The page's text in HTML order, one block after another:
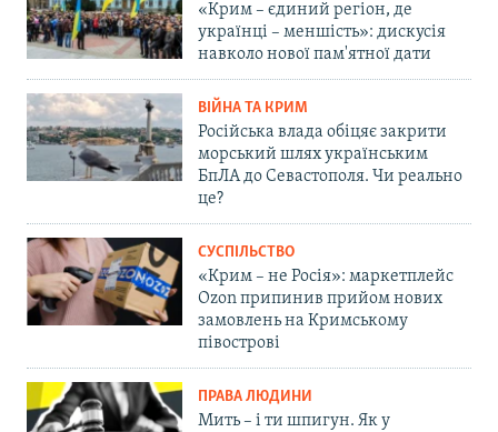
«Крим – єдиний регіон, де
українці – меншість»: дискусія
навколо нової пам'ятної дати
ВІЙНА ТА КРИМ
Російська влада обіцяє закрити
морський шлях українським
БпЛА до Севастополя. Чи реально
це?
СУСПІЛЬСТВО
«Крим – не Росія»: маркетплейс
Ozon припинив прийом нових
замовлень на Кримському
півострові
ПРАВА ЛЮДИНИ
Мить – і ти шпигун. Як у